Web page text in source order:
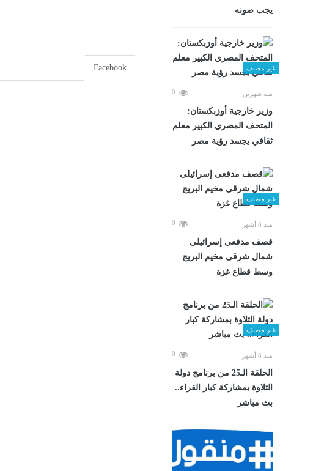
يجب صونه
غير مصنف
منذ شهرين 0
وزير خارجية أوزبكستان:
المتحف المصري الكبير معلم
ثقافي يجسد رؤية مصر
غير مصنف
منذ 8 أشهر 0
قصف مدفعى إسرائيلى
شمال شرقى مخيم البريج
وسط قطاع غزة
غير مصنف
منذ 6 أشهر 0
الحلقة الـ25 من برنامج دولة
التلاوة بمشاركة كبار القراء..
بث مباشر
Facebook